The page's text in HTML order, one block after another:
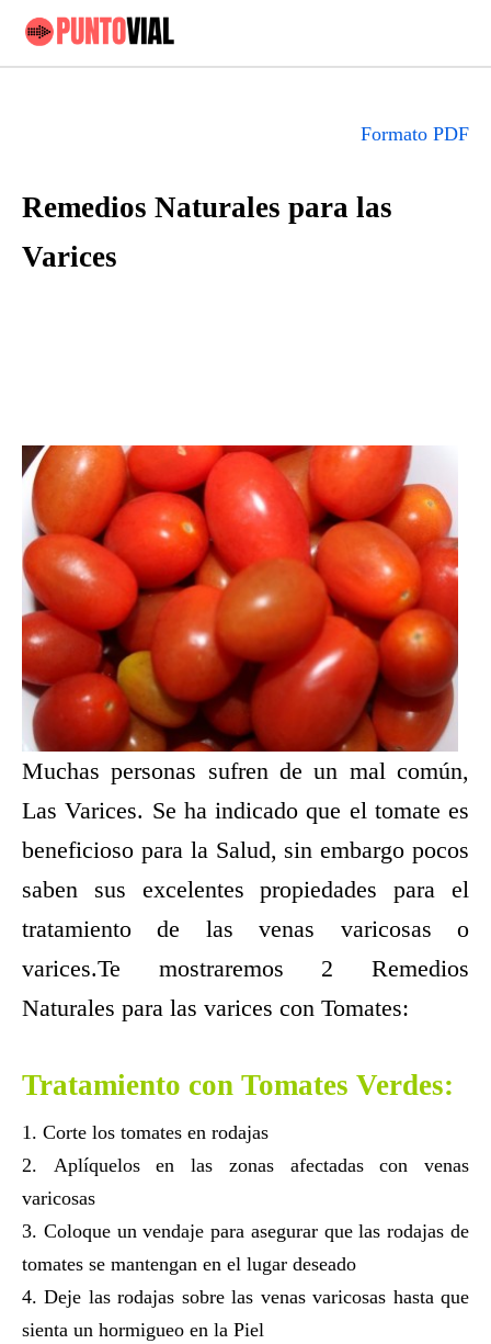
Formato PDF
Remedios Naturales para las
Varices
Muchas personas sufren de un mal común,
Las Varices. Se ha indicado que el tomate es
beneficioso para la Salud, sin embargo pocos
saben sus excelentes propiedades para el
tratamiento de las venas varicosas o
varices.Te mostraremos 2 Remedios
Naturales para las varices con Tomates:
Tratamiento con Tomates Verdes:
Corte los tomates en rodajas
Aplíquelos en las zonas afectadas con venas
varicosas
Coloque un vendaje para asegurar que las rodajas de
tomates se mantengan en el lugar deseado
Deje las rodajas sobre las venas varicosas hasta que
sienta un hormigueo en la Piel